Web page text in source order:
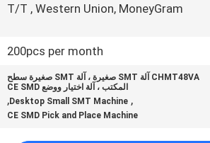
T/T , Western Union, MoneyGram
200pcs per month
CHMT48VA آلة SMT صغيرة ، آلة SMT صغيرة سطح
المكتب ، آلة اختيار ووضع CE SMD
,
Desktop Small SMT Machine
,
CE SMD Pick and Place Machine